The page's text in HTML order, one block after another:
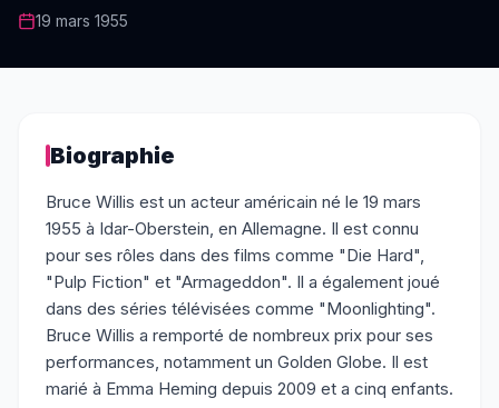
19 mars 1955
Biographie
Bruce Willis est un acteur américain né le 19 mars
1955 à Idar-Oberstein, en Allemagne. Il est connu
pour ses rôles dans des films comme "Die Hard",
"Pulp Fiction" et "Armageddon". Il a également joué
dans des séries télévisées comme "Moonlighting".
Bruce Willis a remporté de nombreux prix pour ses
performances, notamment un Golden Globe. Il est
marié à Emma Heming depuis 2009 et a cinq enfants.